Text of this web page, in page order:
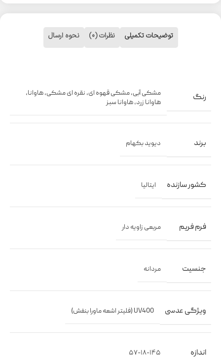
توضیحات تکمیلی نظرات (0) نحوه ارسال
رنگ مشکی آبی,مشکی قهوه ای, نقره ای مشکی,هاوانا,
هاوانا زرد,هاوانا سبز
برند دیوید بکهام
کشور سازنده ایتالیا
فرم فریم مربعی زاویه دار
جنسیت مردانه
ویژگی عدسی UV400 (فلیتر اشعه ماورا بنفش)
اندازه ۵۷-۱۸-۱۴۵